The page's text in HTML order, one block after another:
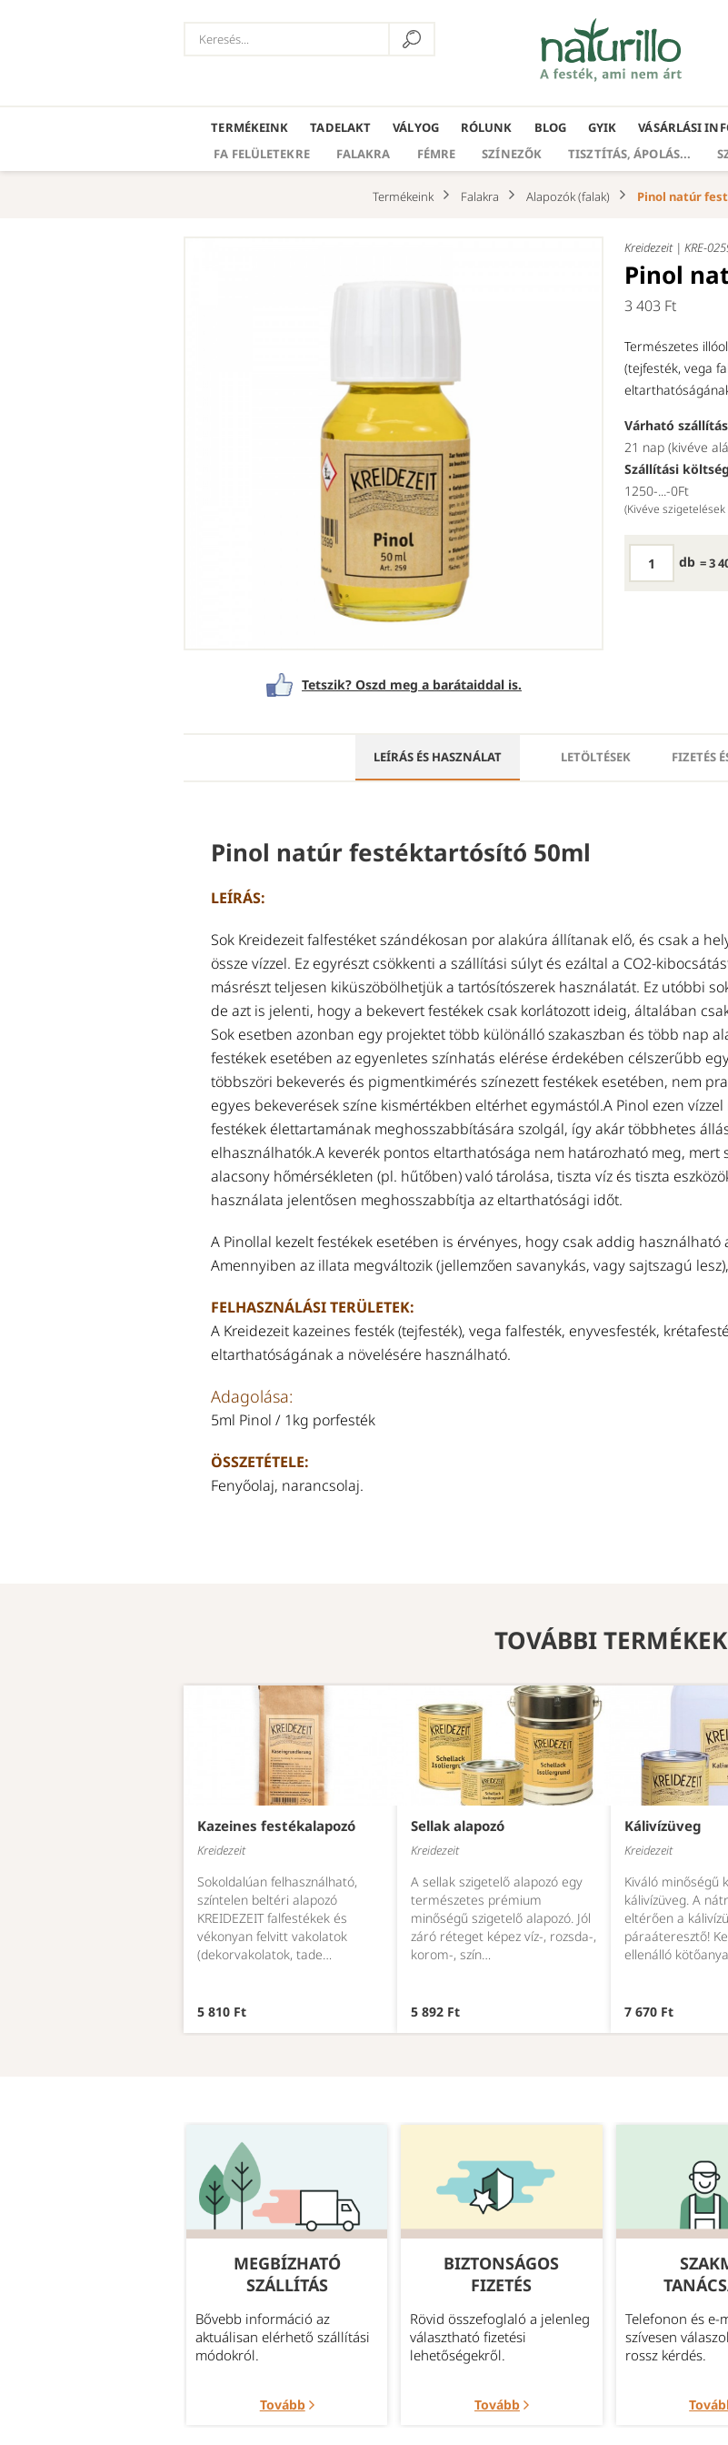
TERMÉKEINK TADELAKT VÁLYOG RÓLUNK BLOG GYIK VÁSÁRLÁSI
FA FELÜLETEKRE
FALAKRA FÉMRE SZÍNEZŐK TISZTÍTÁS, ÁPOLÁS...
Termékeink Falakra Alapozók (falak) Pinol natúr
Tetszik? Oszd meg a barátaiddal is.
Kreidezeit | KRE-
Pinol
3 403 Ft
Természetes
(tejfesték, vega
Várható
21 nap (kivéve
Szállítási
1250-...-0Ft
(Kivéve
db = 3
LEÍRÁS ÉS HASZNÁLAT LETÖLTÉSEK FIZETÉS
Pinol natúr festéktartósító 50ml
LEÍRÁS:
Sok Kreidezeit falfestéket szándékosan por alakúra állítanak elő, és csak a
össze vízzel. Ez egyrészt csökkenti a szállítási súlyt és ezáltal a CO2-
másrészt teljesen kiküszöbölhetjük a tartósítószerek használatát. Ez utóbbi
de azt is jelenti, hogy a bekevert festékek csak korlátozott ideig, általában
Sok esetben azonban egy projektet több különálló szakaszban és több nap
festékek esetében az egyenletes színhatás elérése érdekében célszerűbb
többszöri bekeverés és pigmentkimérés színezett festékek esetében, nem
egyes bekeverések színe kismértékben eltérhet egymástól.A Pinol ezen
festékek élettartamának meghosszabbítására szolgál, így akár többhetes
elhasználhatók.A keverék pontos eltarthatósága nem határozható meg, mert
alacsony hőmérsékleten (pl. hűtőben) való tárolása, tiszta víz és tiszta
használata jelentősen meghosszabbítja az eltarthatósági időt.
A Pinollal kezelt festékek esetében is érvényes, hogy csak addig
Amennyiben az illata megváltozik (jellemzően savanykás, vagy sajtszagú
FELHASZNÁLÁSI TERÜLETEK:
A Kreidezeit kazeines festék (tejfesték), vega falfesték, enyvesfesték,
eltarthatóságának a növelésére használható.
Adagolása:
5ml Pinol / 1kg porfesték
ÖSSZETÉTELE:
Fenyőolaj, narancsolaj.
TOVÁBBI TERMÉKEK
Kazeines festékalapozó
Kreidezeit
Sokoldalúan felhasználható,
színtelen beltéri alapozó
KREIDEZEIT falfestékek és
vékonyan felvitt vakolatok
(dekorvakolatok, tade…
5 810 Ft
Sellak alapozó
Kreidezeit
A sellak szigetelő alapozó egy
természetes prémium
minőségű szigetelő alapozó. Jól
záró réteget képez víz-, rozsda-,
korom-, szín…
5 892 Ft
Kálivízüveg
Kreidezeit
Kiváló minőségű
kálivízüveg. A
eltérően a
páraáteresztő!
ellenálló
7 670 Ft
MEGBÍZHATÓ
SZÁLLÍTÁS
Bővebb információ az
aktuálisan elérhető szállítási
módokról.
Tovább
BIZTONSÁGOS
FIZETÉS
Rövid összefoglaló a jelenleg
választható fizetési
lehetőségekről.
Tovább
Telefonon és e-
szívesen
rossz kérdés.